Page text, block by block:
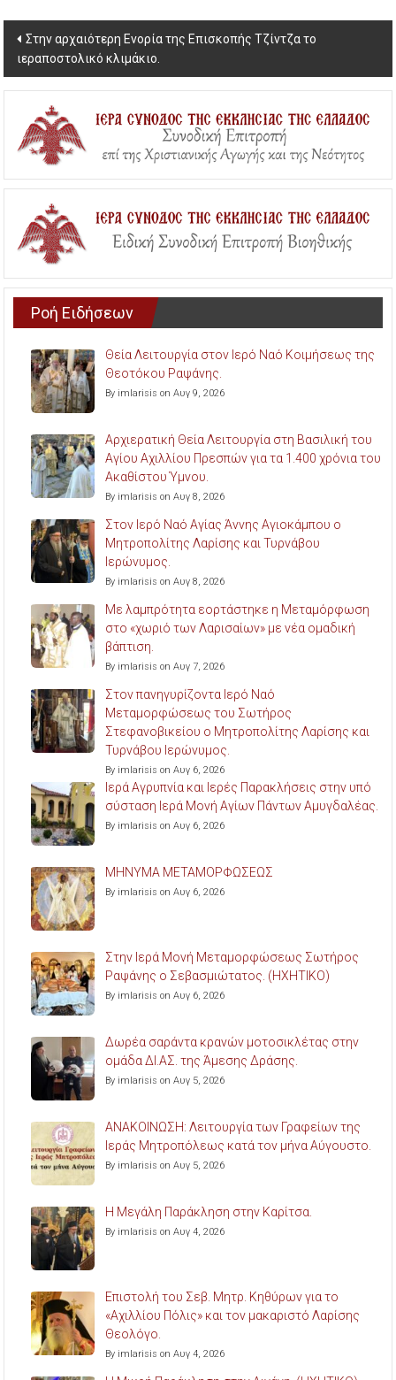
Post
navigation
Στην αρχαιότερη Ενορία της Επισκοπής Τζίντζα το
ιεραποστολικό κλιμάκιο.
Ροή Ειδήσεων
Θεία Λειτουργία στον Ιερό Ναό Κοιμήσεως της
Θεοτόκου Ραψάνης.
By imlarisis on Αυγ 9, 2026
Αρχιερατική Θεία Λειτουργία στη Βασιλική του
Αγίου Αχιλλίου Πρεσπών για τα 1.400 χρόνια του
Ακαθίστου Ύμνου.
By imlarisis on Αυγ 8, 2026
Στον Ιερό Ναό Αγίας Άννης Αγιοκάμπου ο
Μητροπολίτης Λαρίσης και Τυρνάβου
Ιερώνυμος.
By imlarisis on Αυγ 8, 2026
Με λαμπρότητα εορτάστηκε η Μεταμόρφωση
στο «χωριό των Λαρισαίων» με νέα ομαδική
βάπτιση.
By imlarisis on Αυγ 7, 2026
Στον πανηγυρίζοντα Ιερό Ναό
Μεταμορφώσεως του Σωτήρος
Στεφανοβικείου ο Μητροπολίτης Λαρίσης και
Τυρνάβου Ιερώνυμος.
By imlarisis on Αυγ 6, 2026
Ιερά Αγρυπνία και Ιερές Παρακλήσεις στην υπό
σύσταση Ιερά Μονή Αγίων Πάντων Αμυγδαλέας.
By imlarisis on Αυγ 6, 2026
ΜΗΝΥΜΑ ΜΕΤΑΜΟΡΦΩΣΕΩΣ
By imlarisis on Αυγ 6, 2026
Στην Ιερά Μονή Μεταμορφώσεως Σωτήρος
Ραψάνης ο Σεβασμιώτατος. (ΗΧΗΤΙΚΟ)
By imlarisis on Αυγ 6, 2026
Δωρέα σαράντα κρανών μοτοσικλέτας στην
ομάδα ΔΙ.ΑΣ. της Άμεσης Δράσης.
By imlarisis on Αυγ 5, 2026
ΑΝΑΚΟΙΝΩΣΗ: Λειτουργία των Γραφείων της
Ιεράς Μητροπόλεως κατά τον μήνα Αύγουστο.
By imlarisis on Αυγ 5, 2026
Η Μεγάλη Παράκληση στην Καρίτσα.
By imlarisis on Αυγ 4, 2026
Επιστολή του Σεβ. Μητρ. Κηθύρων για το
«Αχιλλίου Πόλις» και τον μακαριστό Λαρίσης
Θεολόγο.
By imlarisis on Αυγ 4, 2026